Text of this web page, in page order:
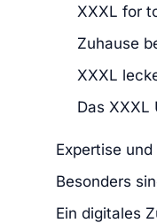
XXXL for
Zuhause
XXXL
Das XXXL
Expertise
Besonders
Ein digitales